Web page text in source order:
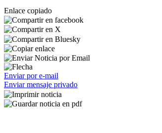
Enlace copiado
Enviar por e-mail
Enviar mensaje privado